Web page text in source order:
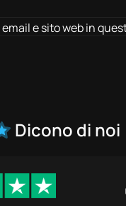
e sito web in
Dicono di noi